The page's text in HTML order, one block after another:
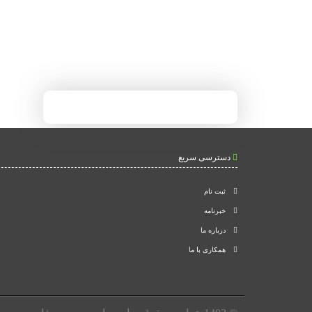
دسترسی سریع
ثبت نام
خبرنامه
درباره ما
همکاری با ما